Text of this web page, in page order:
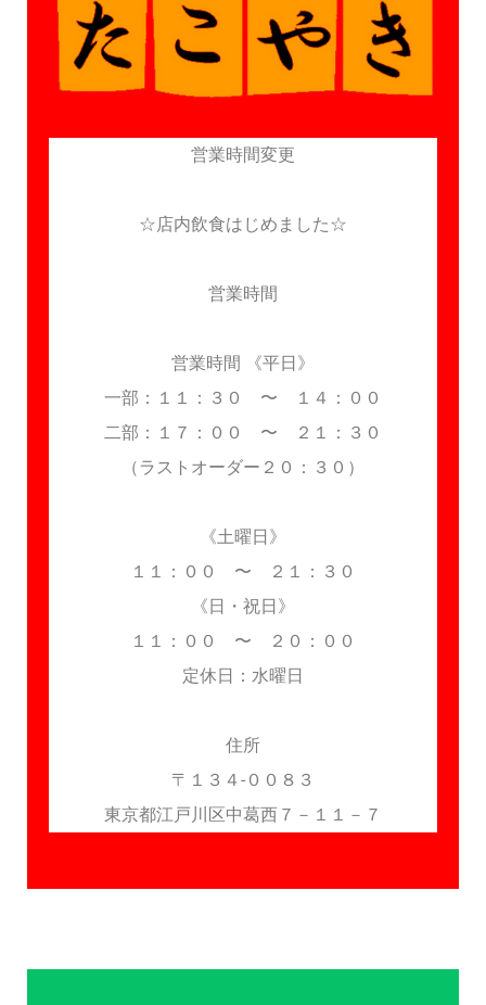
営業時間変更
☆店内飲食はじめました☆
営業時間
営業時間 《平日》
一部：１１：３０ 〜 １４：００
二部：１７：００ 〜 ２１：３０
（ラストオーダー２０：３０）
《土曜日》
１１：００ 〜 ２１：３０
《日・祝日》
１１：００ 〜 ２０：００
定休日：水曜日
住所
〒１３４-００８３
東京都江戸川区中葛西７－１１－７